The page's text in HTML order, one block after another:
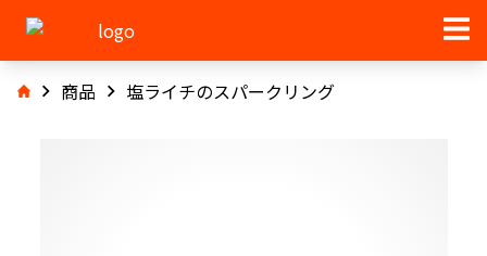
商品 塩ライチのスパークリング